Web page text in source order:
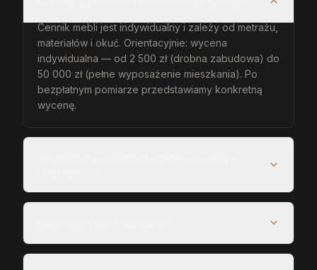
Cennik mebli jest indywidualny i zależy od metrażu,
materiałów i okuć. Orientacyjnie: wycena
indywidualna — od 2 500 zł (drobna zabudowa) do
50 000 zł (pełne wyposażenie mieszkania). Po
bezpłatnym pomiarze przedstawiamy konkretną
wycenę.